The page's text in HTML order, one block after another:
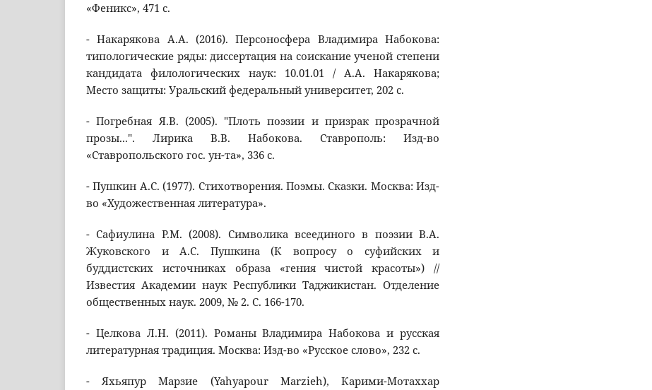
«Феникс», 471 с.
- Накарякова А.А. (2016). Персоносфера Владимира Набокова:
типологические ряды: диссертация на соискание ученой степени
кандидата филологических наук: 10.01.01 / А.А. Накарякова;
Место защиты: Уральский федеральный университет, 202 с.
- Погребная Я.В. (2005). "Плоть поэзии и призрак прозрачной
прозы...". Лирика В.В. Набокова. Ставрополь: Изд-во
«Ставропольского гос. ун-та», 336 с.
- Пушкин А.С. (1977). Стихотворения. Поэмы. Сказки. Москва: Изд-
во «Художественная литература».
- Сафиулина Р.М. (2008). Символика всеединого в поэзии В.А.
Жуковского и А.С. Пушкина (К вопросу о суфийских и
буддистских источниках образа «гения чистой красоты») //
Известия Академии наук Республики Таджикистан. Отделение
общественных наук. 2009, № 2. С. 166-170.
- Целкова Л.Н. (2011). Романы Владимира Набокова и русская
литературная традиция. Москва: Изд-во «Русское слово», 232 с.
- Яхьяпур Марзие (Yahyapour Marzieh), Карими-Мотаххар